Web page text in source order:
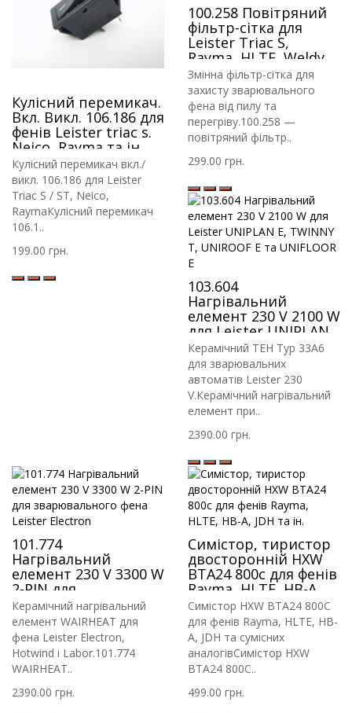
Кулісний перемикач.
Вкл. Викл. 106.186 для
фенів Leister triac s.
Neico, Rayma та ін
Кулісний перемикач вкл./
викл. 106.186 для Leister
Triac S / ST, Neico,
RaymaКулісний перемикач
106.1..
199.00 грн.
100.258 Повітряний
фільтр-сітка для
Leister Triac S,
Rayma, HLTE, Weldy,
JDH, HB-A
Змінна фільтр-сітка для
захисту зварювального
фена від пилу та
перегріву.100.258 —
повітряний фільтр..
299.00 грн.
103.604
Нагрівальний
елемент 230 V 2100 W
для Leister UNIPLAN
E, TWINNY T,
UNIROOF E та
UNIFLOOR E
Керамічний ТЕН Typ 33A6
для зварювальних
автоматів Leister 230
V.Керамічний нагрівальний
елемент при..
2390.00 грн.
101.774
Нагрівальний
елемент 230 V 3300 W
2-PIN для
зварювального фена
Leister Electron
Керамічний нагрівальний
елемент WAIRHEAT для
фена Leister Electron,
Hotwind і Labor.101.774
WAIRHEAT..
2390.00 грн.
Симістор, тиристор
двосторонній HXW
BTA24 800c для фенів
Rayma, HLTE, HB-A,
JDH та ін.
Симістор HXW BTA24 800C
для фенів Rayma, HLTE, HB-
A, JDH та сумісних
аналогівСимістор HXW
BTA24 800C..
499.00 грн.